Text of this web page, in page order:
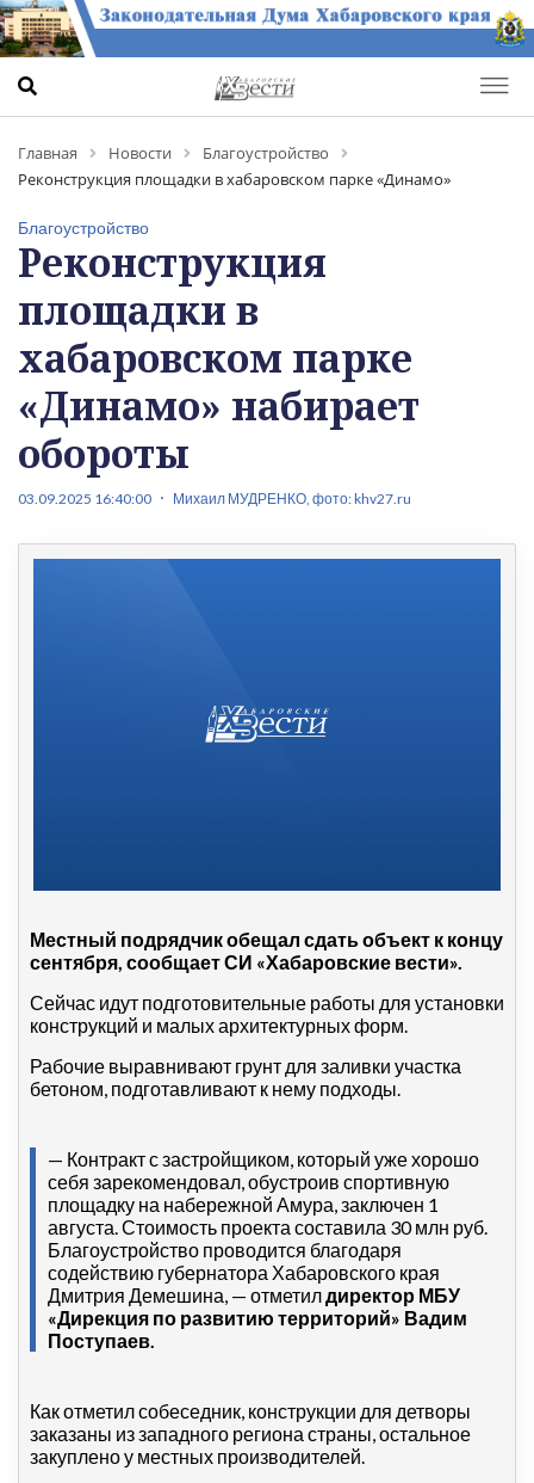
Главная Новости
Благоустройство
Реконструкция площадки в хабаровском парке «Динамо»
Благоустройство
Реконструкция
площадки в
хабаровском парке
«Динамо» набирает
обороты
03.09.2025 16:40:00 Михаил МУДРЕНКО, фото: khv27.ru
Местный подрядчик обещал сдать объект к концу
сентября, сообщает СИ «Хабаровские вести».
Сейчас идут подготовительные работы для установки
конструкций и малых архитектурных форм.
Рабочие выравнивают грунт для заливки участка
бетоном, подготавливают к нему подходы.
— Контракт с застройщиком, который уже хорошо
себя зарекомендовал, обустроив спортивную
площадку на набережной Амура, заключен 1
августа. Стоимость проекта составила 30 млн руб.
Благоустройство проводится благодаря
содействию губернатора Хабаровского края
Дмитрия Демешина, — отметилдиректор МБУ
«Дирекция по развитию территорий» Вадим
Поступаев.
Как отметил собеседник, конструкции для детворы
заказаны из западного региона страны, остальное
закуплено у местных производителей.